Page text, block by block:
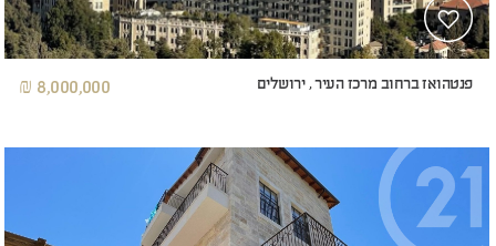
פנטהואז ברחוב מרכז העיר , ירושלים 8,000,000 ₪